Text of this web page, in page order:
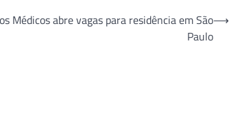
Médicos abre vagas para residência em São
Paulo
⟶